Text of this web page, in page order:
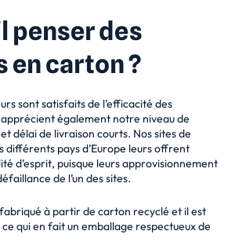
penser des
en carton ?
sont satisfaits de l’efficacité des
apprécient également notre niveau de
délai de livraison courts. Nos sites de
différents pays d’Europe leurs offrent
d’esprit, puisque leurs approvisionnement
de l’un des sites.
à partir de carton recyclé et il est
qui en fait un emballage respectueux de